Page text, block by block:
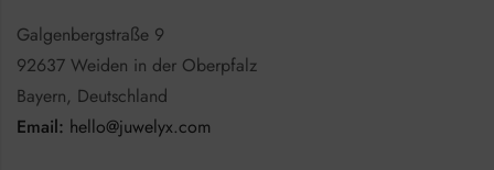
Galgenbergstraße 9
92637 Weiden in der Oberpfalz
Bayern, Deutschland
Email: hello@juwelyx.com